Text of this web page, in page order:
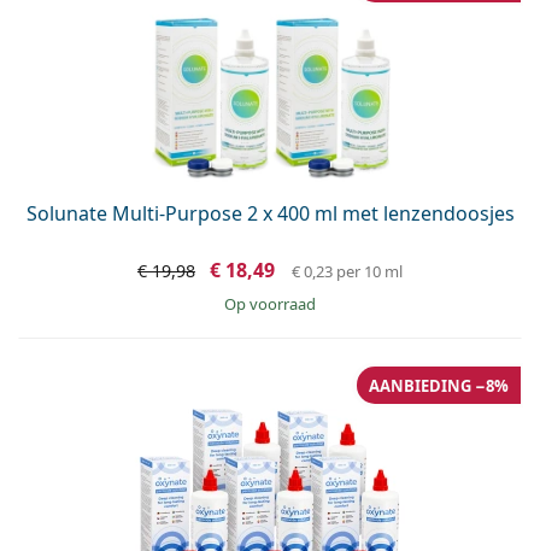
Solunate Multi-Purpose 2 x 400 ml met lenzendoosjes
€ 19,98 € 18,49 € 0,23 per 10 ml
op voorraad
AANBIEDING −8%